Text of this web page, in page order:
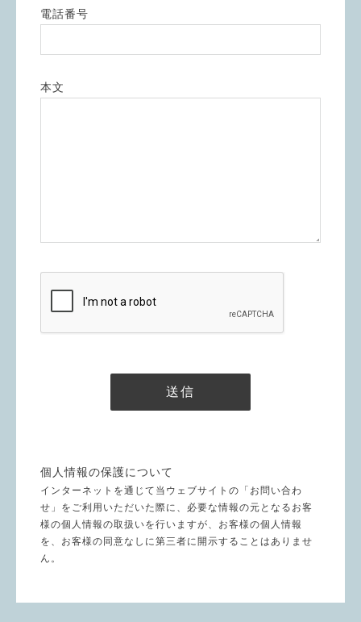
電話番号
本文
個人情報の保護について
インターネットを通じて当ウェブサイトの「お問い合わ
せ」をご利用いただいた際に、必要な情報の元となるお客
様の個人情報の取扱いを行いますが、お客様の個人情報
を、お客様の同意なしに第三者に開示することはありませ
ん。